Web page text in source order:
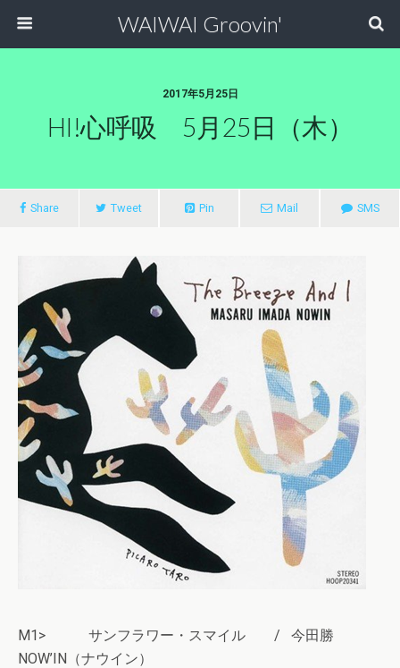
WAIWAI Groovin'
2017年5月25日
HI!心呼吸 5月25日（木）
Share Tweet Pin Mail SMS
M1> サンフラワー・スマイル / 今田勝
NOW’IN（ナウイン）